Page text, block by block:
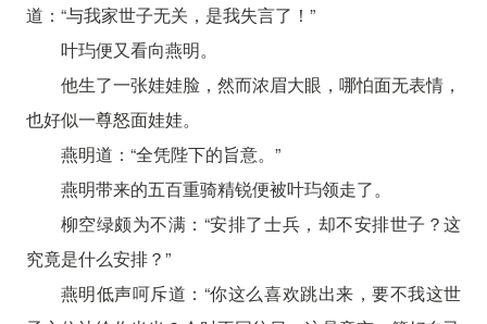
道：“与我家世子无关，是我失言了！”
叶玙便又看向燕明。
他生了一张娃娃脸，然而浓眉大眼，哪怕面无表情，
也好似一尊怒面娃娃。
燕明道：“全凭陛下的旨意。”
燕明带来的五百重骑精锐便被叶玙领走了。
柳空绿颇为不满：“安排了士兵，却不安排世子？这
究竟是什么安排？”
燕明低声呵斥道：“你这么喜欢跳出来，要不我这世